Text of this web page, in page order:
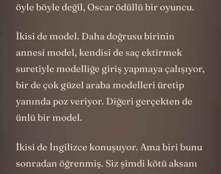
öyle böyle değil, Oscar ödüllü bir oyuncu.
İkisi de model. Daha doğrusu birinin
annesi model, kendisi de saç ektirmek
suretiyle modelliğe giriş yapmaya çalışıyor,
bir de çok güzel araba modelleri üretip
yanında poz veriyor. Diğeri gerçekten de
ünlü bir model.
İkisi de İngilizce konuşuyor. Ama biri bunu
sonradan öğrenmiş. Siz şimdi kötü aksanı